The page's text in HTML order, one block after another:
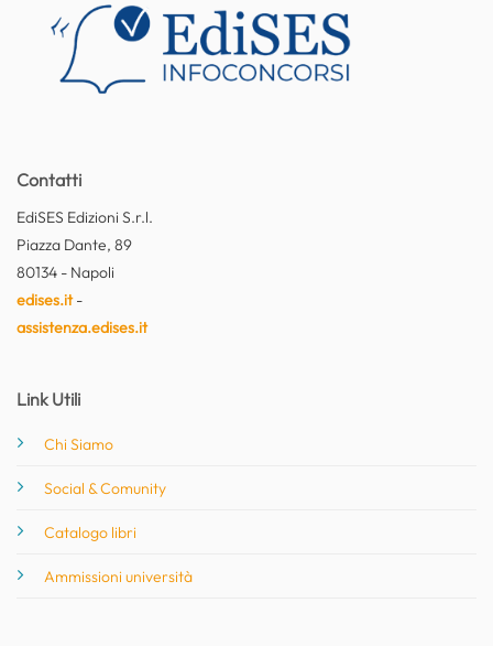
Contatti
EdiSES Edizioni S.r.l.
Piazza Dante, 89
80134 - Napoli
edises.it-
assistenza.edises.it
Link Utili
Chi Siamo
Social & Comunity
Catalogo libri
Ammissioni università